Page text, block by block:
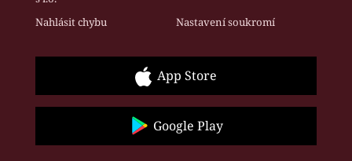
Nahlásit chybu Nastavení soukromí
App Store
Google Play